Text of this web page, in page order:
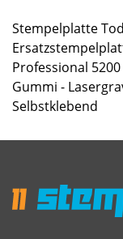
Stempelplatte
Professional 5200
Gummi -
Selbstklebend